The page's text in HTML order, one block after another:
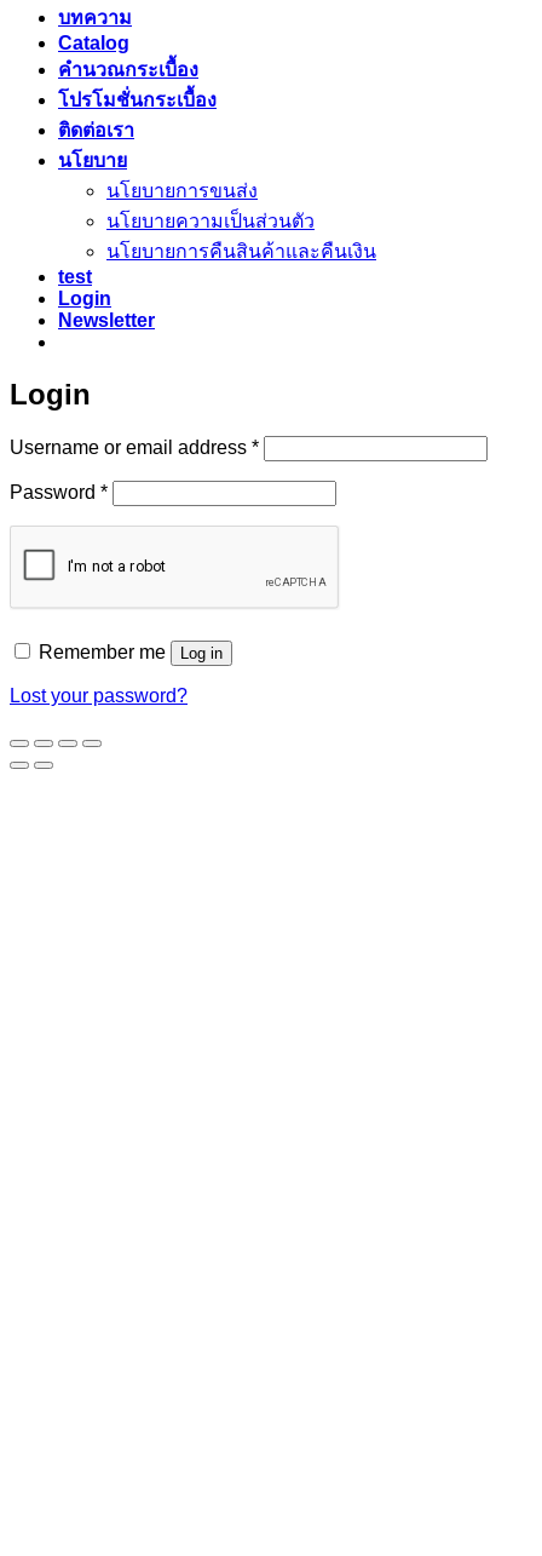
บทความ
Catalog
คำนวณกระเบื้อง
โปรโมชั่นกระเบื้อง
ติดต่อเรา
นโยบาย
นโยบายการขนส่ง
นโยบายความเป็นส่วนตัว
นโยบายการคืนสินค้าและคืนเงิน
test
Login
Newsletter
Login
Username or email address *Required
Password *Required
Remember me Log in
Lost your password?